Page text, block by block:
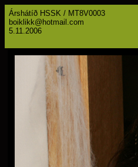
Árshátíð HSSK / MT8V0003
boiklikk@hotmail.com
5.11.2006